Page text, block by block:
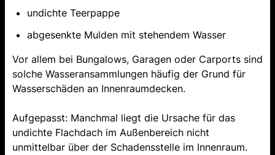
undichte Teerpappe
abgesenkte Mulden mit stehendem Wasser
Vor allem bei Bungalows, Garagen oder Carports sind
solche Wasseransammlungen häufig der Grund für
Wasserschäden an Innenraumdecken.
Aufgepasst: Manchmal liegt die Ursache für das
undichte Flachdach im Außenbereich nicht
unmittelbar über der Schadensstelle im Innenraum.